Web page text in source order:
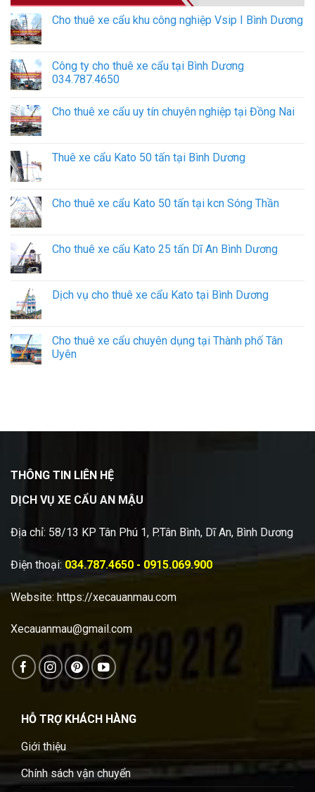
Cho thuê xe cẩu khu công nghiệp Vsip I Bình Dương
Công ty cho thuê xe cẩu tại Bình Dương
034.787.4650
Cho thuê xe cẩu uy tín chuyên nghiệp tại Đồng Nai
Thuê xe cẩu Kato 50 tấn tại Bình Dương
Cho thuê xe cẩu Kato 50 tấn tại kcn Sóng Thần
Cho thuê xe cẩu Kato 25 tấn Dĩ An Bình Dương
Dịch vụ cho thuê xe cẩu Kato tại Bình Dương
Cho thuê xe cẩu chuyên dụng tại Thành phố Tân
Uyên
THÔNG TIN LIÊN HỆ
DỊCH VỤ XE CẨU AN MẬU
Địa chỉ: 58/13 KP Tân Phú 1, P.Tân Bình, Dĩ An, Bình Dương
Điện thoại: 034.787.4650 - 0915.069.900
Website: https://xecauanmau.com
Xecauanmau@gmail.com
HỖ TRỢ KHÁCH HÀNG
Giới thiệu
Chính sách vận chuyển